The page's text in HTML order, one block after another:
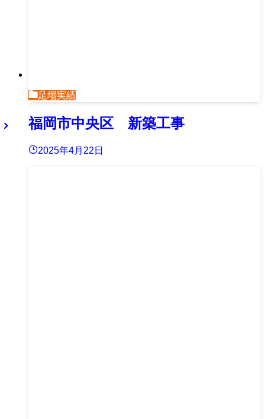
足場実績
福岡市中央区 新築工事
2025年4月22日